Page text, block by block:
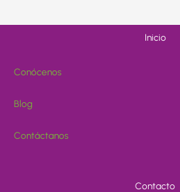
Inicio
Conócenos
Blog
Contáctanos
Contacto